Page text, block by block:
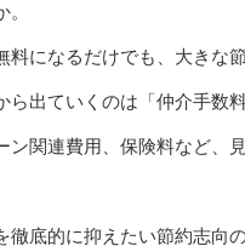
料になるだけでも、大きな
ら出ていくのは「仲介手数
ン関連費用、保険料など、
徹底的に抑えたい節約志向